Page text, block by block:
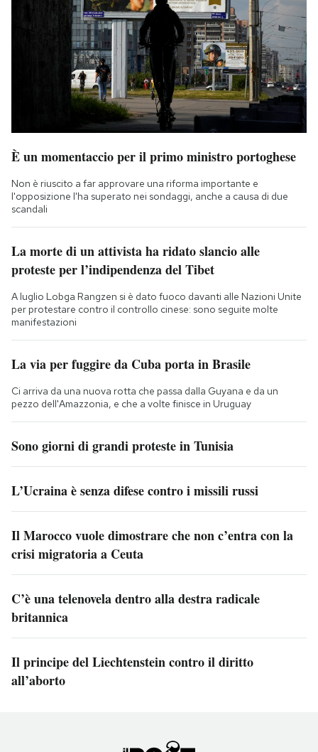
È un momentaccio per il primo ministro portoghese
Non è riuscito a far approvare una riforma importante e
l'opposizione l'ha superato nei sondaggi, anche a causa di due
scandali
La morte di un attivista ha ridato slancio alle
proteste per l’indipendenza del Tibet
A luglio Lobga Rangzen si è dato fuoco davanti alle Nazioni Unite
per protestare contro il controllo cinese: sono seguite molte
manifestazioni
La via per fuggire da Cuba porta in Brasile
Ci arriva da una nuova rotta che passa dalla Guyana e da un
pezzo dell'Amazzonia, e che a volte finisce in Uruguay
Sono giorni di grandi proteste in Tunisia
L’Ucraina è senza difese contro i missili russi
Il Marocco vuole dimostrare che non c’entra con la
crisi migratoria a Ceuta
C’è una telenovela dentro alla destra radicale
britannica
Il principe del Liechtenstein contro il diritto
all’aborto